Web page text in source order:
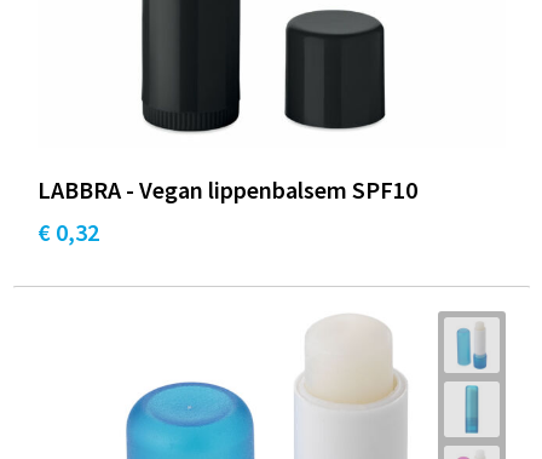
LABBRA - Vegan lippenbalsem SPF10
€ 0,32